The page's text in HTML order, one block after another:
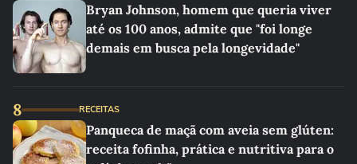
Bryan Johnson, homem que queria viver
até os 100 anos, admite que "foi longe
demais em busca pela longevidade"
8 RECEITAS
Panqueca de maçã com aveia sem glúten:
receita fofinha, prática e nutritiva para o